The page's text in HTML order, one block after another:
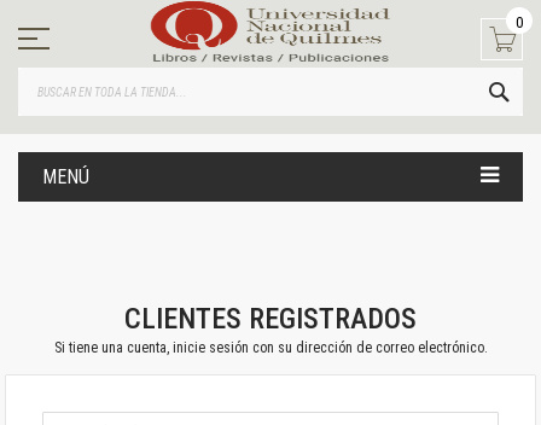
contenido
0
MENÚ
CLIENTES REGISTRADOS
Si tiene una cuenta, inicie sesión con su dirección de correo electrónico.